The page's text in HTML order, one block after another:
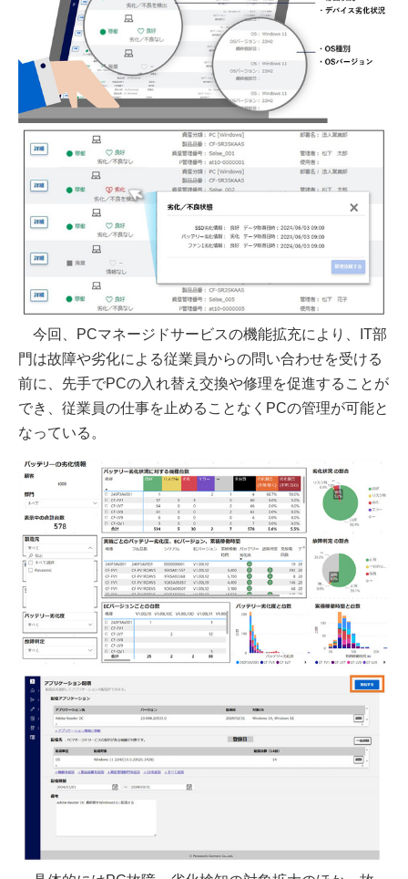
今回、PCマネージドサービスの機能拡充により、IT部
門は故障や劣化による従業員からの問い合わせを受ける
前に、先手でPCの入れ替え交換や修理を促進することが
でき、従業員の仕事を止めることなくPCの管理が可能と
なっている。